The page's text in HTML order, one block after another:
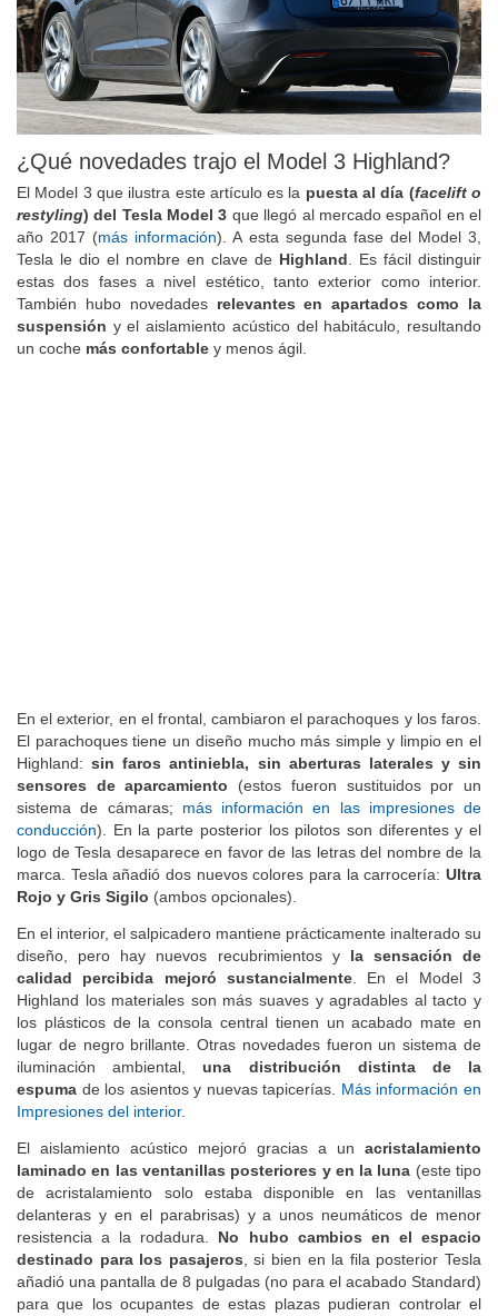
¿Qué novedades trajo el Model 3 Highland?
El Model 3 que ilustra este artículo es lapuesta al día (facelift o
restyling) del Tesla Model 3
que llegó al mercado español en el
año 2017 (más información). A esta segunda fase del Model 3,
Tesla le dio el nombre en clave deHighland. Es fácil distinguir
estas dos fases a nivel estético, tanto exterior como interior.
También hubo novedadesrelevantes en apartados como la
suspensióny el aislamiento acústico del habitáculo, resultando
En el exterior, en el frontal, cambiaron el parachoques y los faros.
El parachoques tiene un diseño mucho más simple y limpio en el
Highland:
sin faros antiniebla, sin aberturas laterales y sin
sensores de aparcamiento(estos fueron sustituidos por un
sistema de cámaras;más información en las impresiones de
conducción). En la parte posterior los pilotos son diferentes y el
logo de Tesla desaparece en favor de las letras del nombre de la
marca. Tesla añadió dos nuevos colores para la carrocería:
En el interior, el salpicadero mantiene prácticamente inalterado su
diseño, pero hay nuevos recubrimientos yla sensación de
calidad percibida mejoró sustancialmente. En el Model 3
Highland los materiales son más suaves y agradables al tacto y
los plásticos de la consola central tienen un acabado mate en
lugar de negro brillante. Otras novedades fueron un sistema de
iluminación ambiental, una distribución distinta de la
espumade los asientos y nuevas tapicerías.
El aislamiento acústico mejoró gracias a unacristalamiento
laminado en las ventanillas posteriores y en la luna(este tipo
de acristalamiento solo estaba disponible en las ventanillas
delanteras y en el parabrisas) y a unos neumáticos de menor
resistencia a la rodadura.No hubo cambios en el espacio
destinado para los pasajeros, si bien en la fila posterior Tesla
añadió una pantalla de 8 pulgadas (no para el acabado Standard)